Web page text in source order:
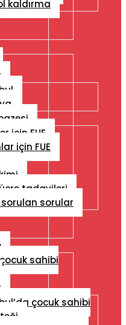
kaldırma
için FUE
için FUE
tadavileri
sorulan sorular
sahibi
çocuk sahibi